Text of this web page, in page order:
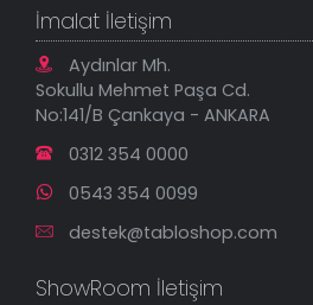
Geçerli İade Koşulları
Mesafeli Satış Sözleşmesi
Gizlilik Güvenlik Politikası
Tablonu Sen Tasarla
Tablo Saatler
Yeni Eklenenler
En Çok Satılanlar
İndirimli Tablolar
İmalat İletişim
Aydınlar Mh.
Sokullu Mehmet Paşa Cd.
No:141/B Çankaya - ANKARA
0312 354 0000
0543 354 0099
destek@tabloshop.com
ShowRoom İletişim